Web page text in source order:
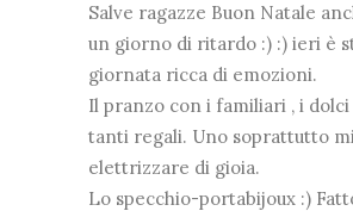
Salve ragazze Buon Natale
un giorno di ritardo :) :) ieri è
giornata ricca di emozioni.
Il pranzo con i familiari , i
tanti regali. Uno soprattutto
elettrizzare di gioia.
Lo specchio-portabijoux :)